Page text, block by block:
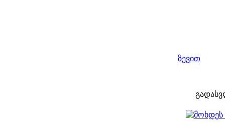
ზევით